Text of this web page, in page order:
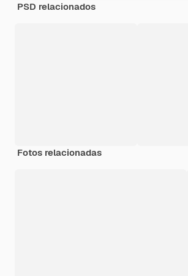
PSD relacionados
Fotos relacionadas